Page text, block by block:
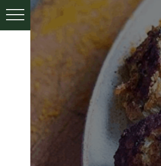
KONTAKT